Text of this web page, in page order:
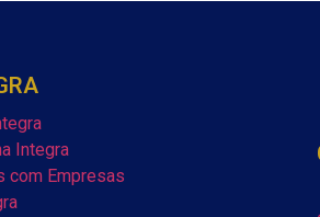
Integra
com Empresas